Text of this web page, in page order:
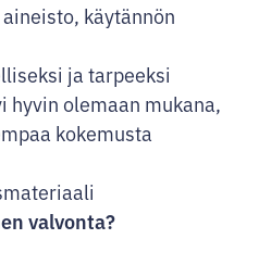
käytännön
ja tarpeeksi
hyvin olemaan mukana,
kokemusta
valvonta?